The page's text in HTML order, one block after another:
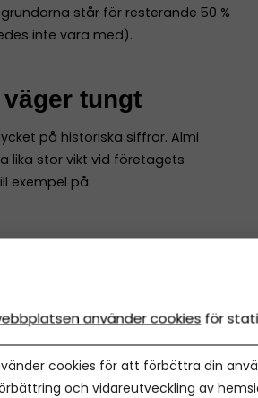
står för resterande 50 %
inte vara med).
tungt
på historiska siffror. Almi
lika stor vikt vid företagets
exempel på:
kan finansiera företag tidigare i
banker gör.
använder cookies för
cookies för att förbättra din
och vidareutveckling av